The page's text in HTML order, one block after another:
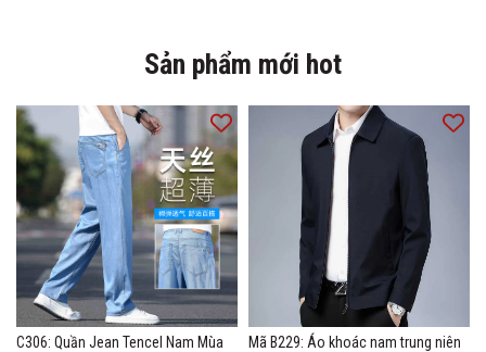
Sản phẩm mới hot
C306: Quần Jean Tencel Nam Mùa
Mã B229: Áo khoác nam trung niên